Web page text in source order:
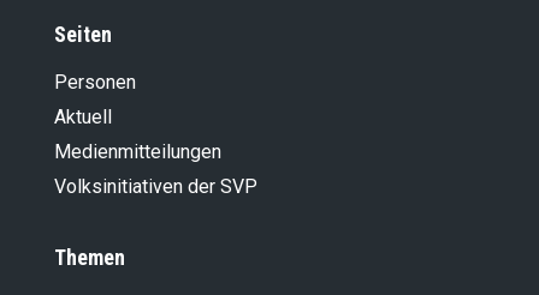
Seiten
Personen
Aktuell
Medienmitteilungen
Volksinitiativen der SVP
Themen